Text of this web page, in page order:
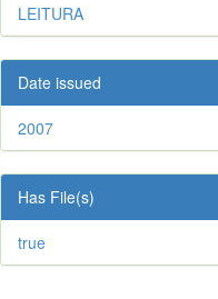
LEITURA
Date issued
2007
Has File(s)
true